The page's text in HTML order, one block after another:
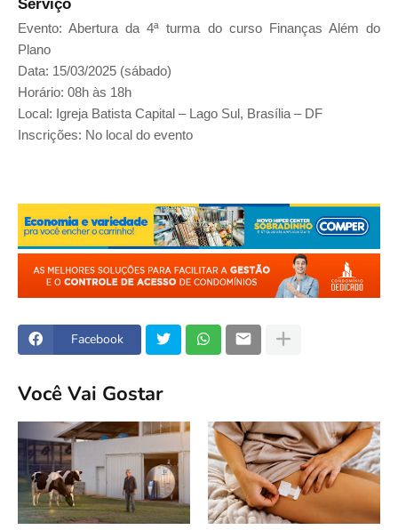
Serviço
Evento: Abertura da 4ª turma do curso Finanças Além do
Plano
Data: 15/03/2025 (sábado)
Horário: 08h às 18h
Local: Igreja Batista Capital – Lago Sul, Brasília – DF
Inscrições: No local do evento
Facebook
Você Vai Gostar